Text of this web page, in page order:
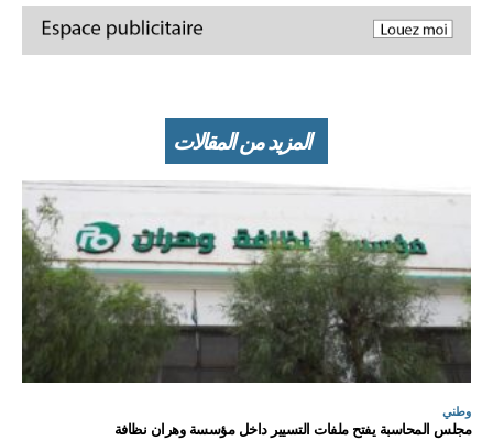
المزيد من المقالات
وطني
مجلس المحاسبة يفتح ملفات التسيير داخل مؤسسة وهران نظافة